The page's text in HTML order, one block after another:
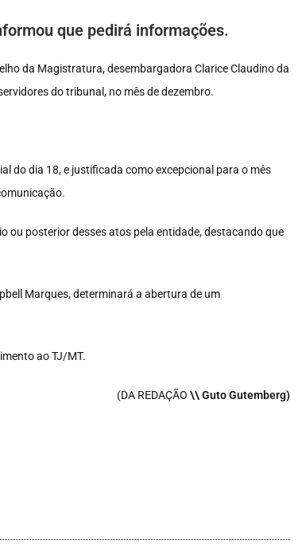
que pedirá informações.
da Magistratura, desembargadora Clarice Claudino da
do tribunal, no mês de dezembro.
do dia 18, e justificada como excepcional para o mês
ou posterior desses atos pela entidade, destacando que
Marques, determinará a abertura de um
ao TJ/MT.
(DA REDAÇÃO \\ Guto Gutemberg)